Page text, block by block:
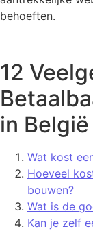
behoeften.
12
in België
Wat kost
Hoeveel
bouwen?
Wat is de
Kan je zelf